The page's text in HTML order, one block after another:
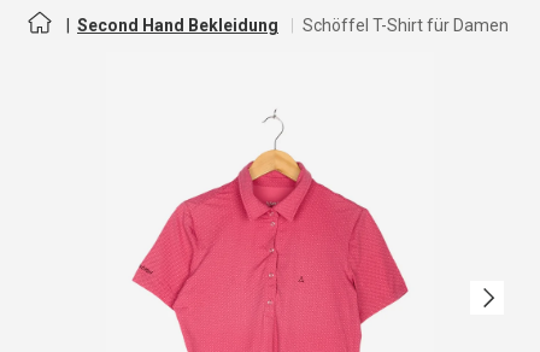
Second Hand Bekleidung Schöffel T-Shirt für Damen
Nächste